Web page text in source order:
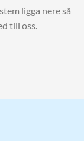
ligga nere så
till oss.